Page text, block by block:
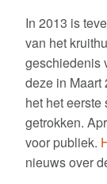
1
Educatief
Ingezonden
In 2013 is
van het
geschiedenis
deze in Maart
het het
getrokken.
voor publiek.
nieuws over